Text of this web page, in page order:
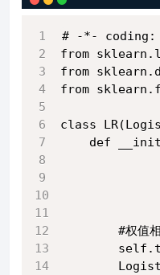
# -*-
from
from
from
class
def
#权值